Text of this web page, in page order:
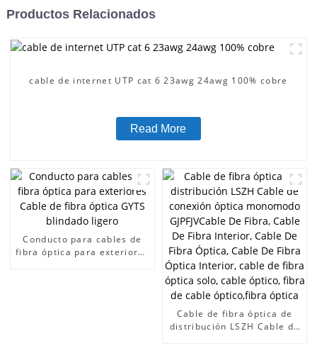
Productos Relacionados
cable de internet UTP cat 6 23awg 24awg 100% cobre
Read More
Conducto para cables de
fibra óptica para exteriores
Cable de fibra óptica de
distribución LSZH Cable de